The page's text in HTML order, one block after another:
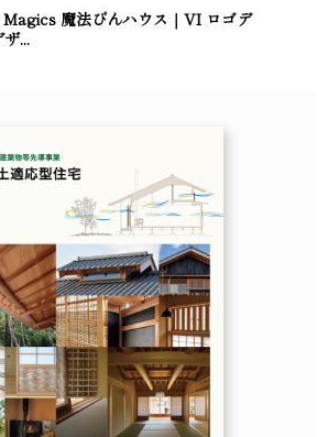
魔法びんハウス｜VI ロゴデ
...